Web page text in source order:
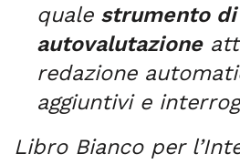
quale strumento di
autovalutazione
redazione
aggiuntivi e
Libro Bianco per